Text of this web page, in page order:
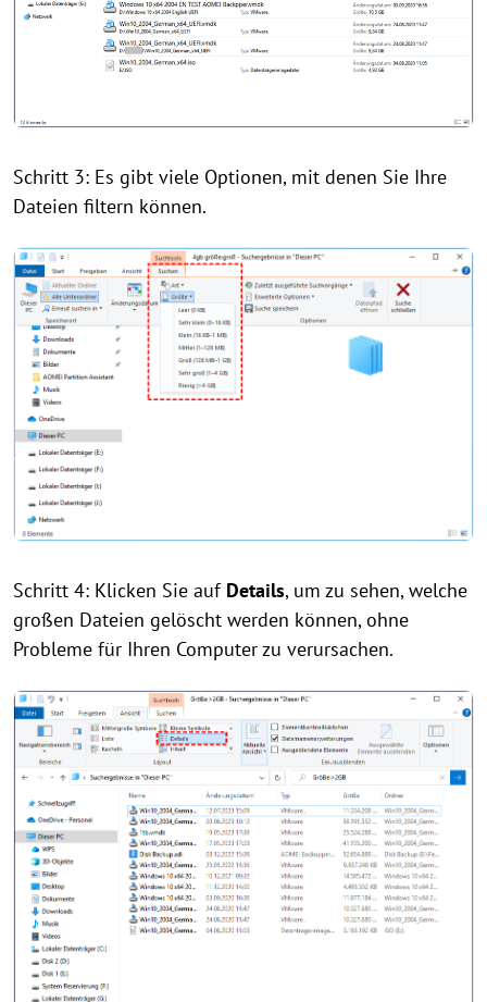
Schritt 3: Es gibt viele Optionen, mit denen Sie Ihre
Dateien filtern können.
Schritt 4: Klicken Sie auf Details, um zu sehen, welche
großen Dateien gelöscht werden können, ohne
Probleme für Ihren Computer zu verursachen.